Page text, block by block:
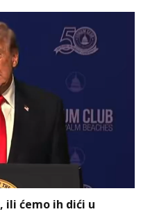
ili ćemo ih dići u